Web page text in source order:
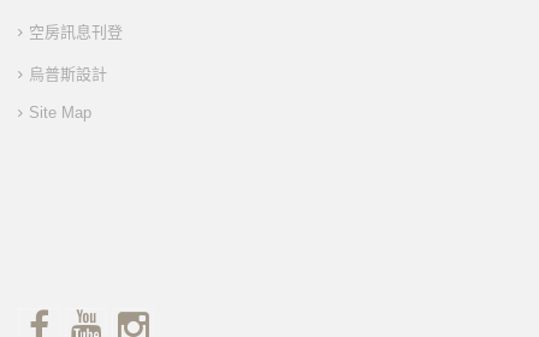
空房訊息刊登
烏普斯設計
Site Map